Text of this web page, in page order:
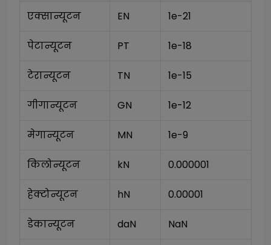
एक्सान्यूटन EN 1e-21
पेटान्यूटन PT 1e-18
टेरान्यूटन TN 1e-15
गीगान्यूटन GN 1e-12
मेगान्यूटन MN 1e-9
किलोन्यूटन kN 0.000001
हेक्टोन्यूटन hN 0.00001
डेकान्यूटन daN NaN